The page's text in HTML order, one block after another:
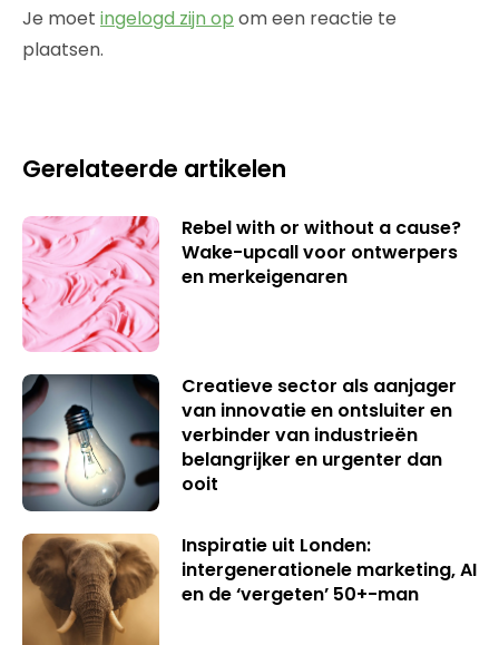
Je moet ingelogd zijn op om een reactie te
plaatsen.
Gerelateerde artikelen
Rebel with or without a cause?
Wake-upcall voor ontwerpers
en merkeigenaren
Creatieve sector als aanjager
van innovatie en ontsluiter en
verbinder van industrieën
belangrijker en urgenter dan
ooit
Inspiratie uit Londen:
intergenerationele marketing, AI
en de ‘vergeten’ 50+-man